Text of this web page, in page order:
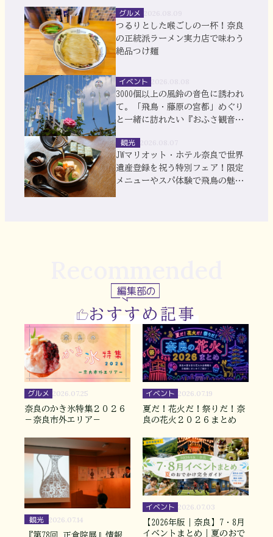
グルメ
つるりとした喉ごしの一杯！奈良
の正統派ラーメン実力店で味わう
絶品つけ麺
イベント
3000個以上の風鈴の音色に誘われ
て。「飛鳥・藤原の宮都」めぐり
と一緒に訪れたい『おふさ観音』
観光
JWマリオット・ホテル奈良で世界
遺産登録を祝う特別フェア！限定
メニューやスパ体験で飛鳥の魅力
編集部の
おすすめ記事
グルメ 2026.07.25
奈良のかき氷特集２０２６
－奈良市外エリア－
イベント 2026.07.19
夏だ！花火だ！祭りだ！奈
良の花火２０２６まとめ
観光 2026.07.14
『第78回 正倉院展』情報
イベント 2026.07.03
【2026年版｜奈良】7・8月
イベントまとめ｜夏のおで